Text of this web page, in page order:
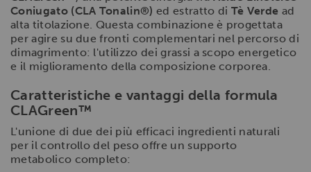
Coniugato (CLA Tonalin®) ed estratto di Tè Verde ad
alta titolazione. Questa combinazione è progettata
per agire su due fronti complementari nel percorso di
dimagrimento: l'utilizzo dei grassi a scopo energetico
e il miglioramento della composizione corporea.
Caratteristiche e vantaggi della formula
CLAGreen™
L'unione di due dei più efficaci ingredienti naturali
per il controllo del peso offre un supporto
metabolico completo: